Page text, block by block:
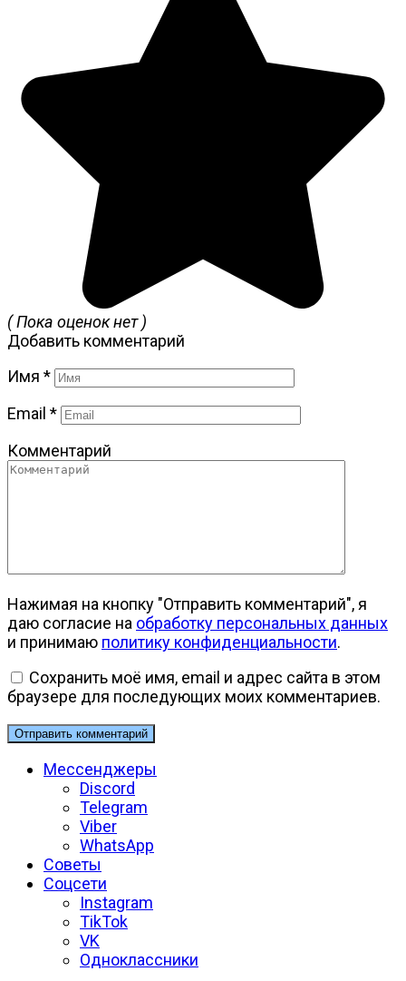
( Пока оценок нет )
Добавить комментарий
Имя *
Email *
Комментарий
Нажимая на кнопку "Отправить комментарий", я
даю согласие на обработку персональных данных
и принимаю политику конфиденциальности.
Сохранить моё имя, email и адрес сайта в этом
браузере для последующих моих комментариев.
Мессенджеры
Discord
Telegram
Viber
WhatsApp
Советы
Соцсети
Instagram
TikTok
VK
Одноклассники